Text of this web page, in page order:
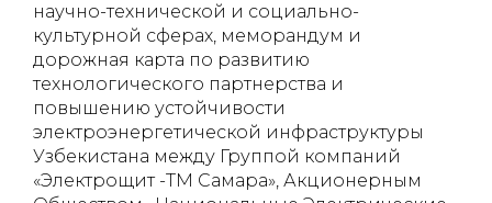
научно-технической и социально-
культурной сферах, меморандум и
дорожная карта по развитию
технологического партнерства и
повышению устойчивости
электроэнергетической инфраструктуры
Узбекистана между Группой компаний
«Электрощит -ТМ Самара», Акционерным